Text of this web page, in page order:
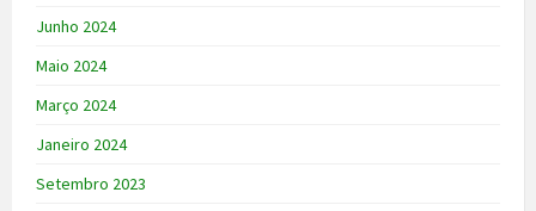
Junho 2024
Maio 2024
Março 2024
Janeiro 2024
Setembro 2023